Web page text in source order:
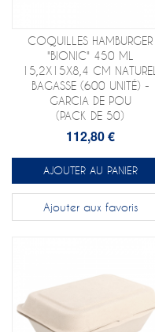
COQUILLES HAMBURGER
"BIONIC" 450 ML
15,2X15X8,4 CM NATUREL
BAGASSE (600 UNITÉ) -
GARCIA DE POU
(PACK DE 50)
112,80 €
AJOUTER AU PANIER
Ajouter aux favoris